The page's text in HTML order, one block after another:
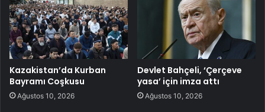
Kazakistan’da Kurban
Bayramı Coşkusu
Ağustos 10, 2026
Devlet Bahçeli, ‘Çerçeve
yasa’ için imza attı
Ağustos 10, 2026